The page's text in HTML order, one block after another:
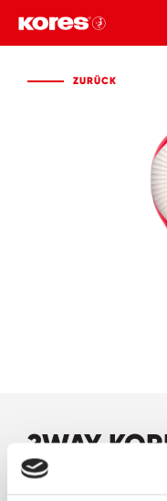
ZURÜCK
2WAY
Korrekturroller